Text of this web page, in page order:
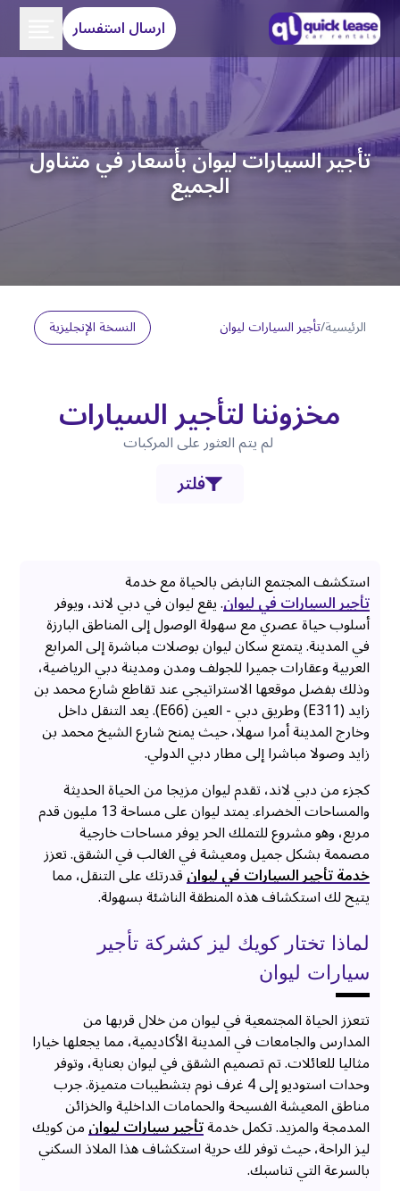
ارسال استفسار
تأجير السيارات ليوان بأسعار في متناول
الجميع
الرئيسية/تأجير السيارات ليوان النسخة الإنجليزية
مخزوننا لتأجير السيارات
لم يتم العثور على المركبات
فلتر
استكشف المجتمع النابض بالحياة مع خدمة
تأجير السيارات في ليوان. يقع ليوان في دبي لاند، ويوفر
أسلوب حياة عصري مع سهولة الوصول إلى المناطق البارزة
في المدينة. يتمتع سكان ليوان بوصلات مباشرة إلى المرابع
العربية وعقارات جميرا للجولف ومدن ومدينة دبي الرياضية،
وذلك بفضل موقعها الاستراتيجي عند تقاطع شارع محمد بن
زايد (E311) وطريق دبي - العين (E66). يعد التنقل داخل
وخارج المدينة أمرا سهلا، حيث يمنح شارع الشيخ محمد بن
زايد وصولا مباشرا إلى مطار دبي الدولي.
كجزء من دبي لاند، تقدم ليوان مزيجا من الحياة الحديثة
والمساحات الخضراء. يمتد ليوان على مساحة 13 مليون قدم
مربع، وهو مشروع للتملك الحر يوفر مساحات خارجية
مصممة بشكل جميل ومعيشة في الغالب في الشقق. تعزز
خدمة تأجير السيارات في ليوانقدرتك على التنقل، مما
يتيح لك استكشاف هذه المنطقة الناشئة بسهولة.
لماذا تختار كويك ليز كشركة تأجير
سيارات ليوان
تتعزز الحياة المجتمعية في ليوان من خلال قربها من
المدارس والجامعات في المدينة الأكاديمية، مما يجعلها خيارا
مثاليا للعائلات. تم تصميم الشقق في ليوان بعناية، وتوفر
وحدات استوديو إلى 4 غرف نوم بتشطيبات متميزة. جرب
مناطق المعيشة الفسيحة والحمامات الداخلية والخزائن
المدمجة والمزيد. تكمل خدمةتأجير سيارات ليوانمن كويك
ليز الراحة، حيث توفر لك حرية استكشاف هذا الملاذ السكني
بالسرعة التي تناسبك.